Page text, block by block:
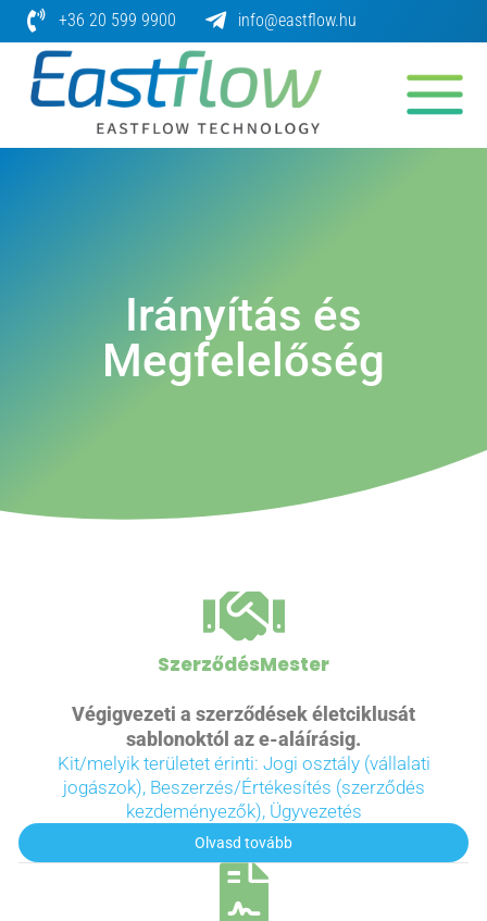
Skip
to
content
+36 20 599 9900 info@eastflow.hu
Irányítás és
Megfelelőség
SzerződésMester
Végigvezeti a szerződések életciklusát
sablonoktól az e-aláírásig.
Kit/melyik területet érinti: Jogi osztály (vállalati
jogászok), Beszerzés/Értékesítés (szerződés
kezdeményezők), Ügyvezetés
Olvasd tovább